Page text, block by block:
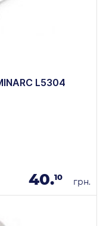
L5304
40.10 грн.